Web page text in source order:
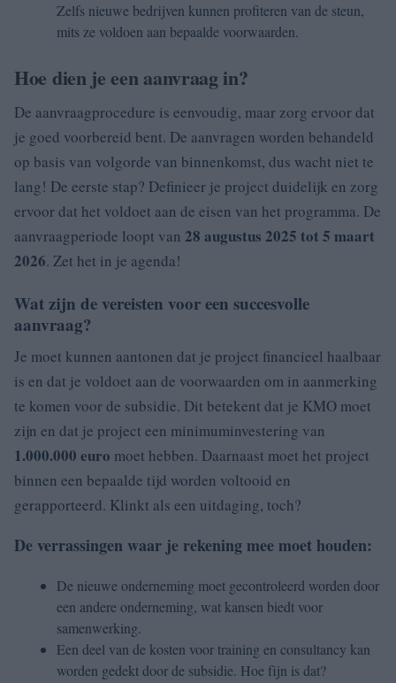
Zelfs nieuwe bedrijven kunnen profiteren van de steun,
mits ze voldoen aan bepaalde voorwaarden.
Hoe dien je een aanvraag in?
De aanvraagprocedure is eenvoudig, maar zorg ervoor dat
je goed voorbereid bent. De aanvragen worden behandeld
op basis van volgorde van binnenkomst, dus wacht niet te
lang! De eerste stap? Definieer je project duidelijk en zorg
ervoor dat het voldoet aan de eisen van het programma. De
aanvraagperiode loopt van 28 augustus 2025 tot 5 maart
2026. Zet het in je agenda!
Wat zijn de vereisten voor een succesvolle
aanvraag?
Je moet kunnen aantonen dat je project financieel haalbaar
is en dat je voldoet aan de voorwaarden om in aanmerking
te komen voor de subsidie. Dit betekent dat je KMO moet
zijn en dat je project een minimuminvestering van
1.000.000 euro moet hebben. Daarnaast moet het project
binnen een bepaalde tijd worden voltooid en
gerapporteerd. Klinkt als een uitdaging, toch?
De verrassingen waar je rekening mee moet houden:
De nieuwe onderneming moet gecontroleerd worden door
een andere onderneming, wat kansen biedt voor
samenwerking.
Een deel van de kosten voor training en consultancy kan
worden gedekt door de subsidie. Hoe fijn is dat?